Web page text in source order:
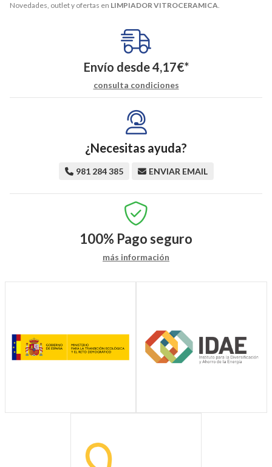
Novedades, outlet y ofertas en LIMPIADOR VITROCERAMICA.
Envío desde4,17€*
consulta condiciones
¿Necesitas ayuda?
981 284 385 ENVIAR EMAIL
100% Pago seguro
más información